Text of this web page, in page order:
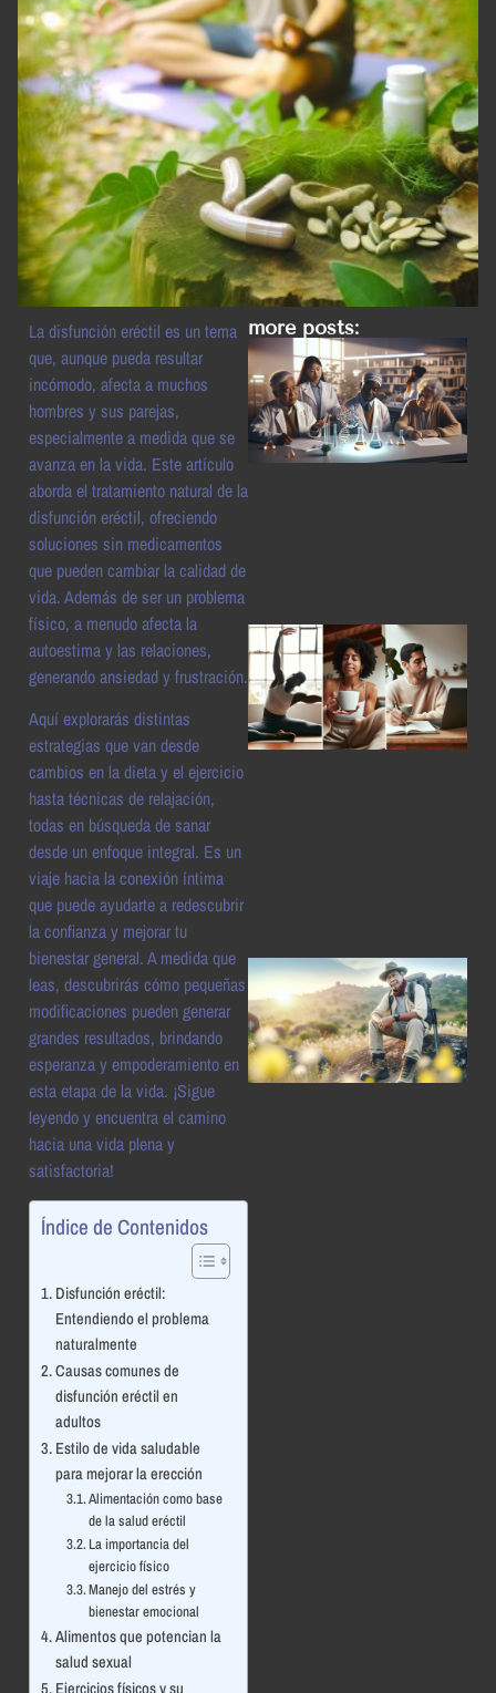
La disfunción eréctil es un tema
que, aunque pueda resultar
incómodo, afecta a muchos
hombres y sus parejas,
especialmente a medida que se
avanza en la vida. Este artículo
aborda el tratamiento natural de la
disfunción eréctil, ofreciendo
soluciones sin medicamentos
que pueden cambiar la calidad de
vida. Además de ser un problema
físico, a menudo afecta la
autoestima y las relaciones,
generando ansiedad y frustración.
Aquí explorarás distintas
estrategias que van desde
cambios en la dieta y el ejercicio
hasta técnicas de relajación,
todas en búsqueda de sanar
desde un enfoque integral. Es un
viaje hacia la conexión íntima
que puede ayudarte a redescubrir
la confianza y mejorar tu
bienestar general. A medida que
leas, descubrirás cómo pequeñas
modificaciones pueden generar
grandes resultados, brindando
esperanza y empoderamiento en
esta etapa de la vida. ¡Sigue
leyendo y encuentra el camino
hacia una vida plena y
satisfactoria!
Índice de Contenidos
Disfunción eréctil:
Entendiendo el problema
naturalmente
Causas comunes de
disfunción eréctil en
adultos
Estilo de vida saludable
para mejorar la erección
Alimentación como base
de la salud eréctil
La importancia del
ejercicio físico
Manejo del estrés y
bienestar emocional
Alimentos que potencian la
salud sexual
Ejercicios físicos y su
more posts: